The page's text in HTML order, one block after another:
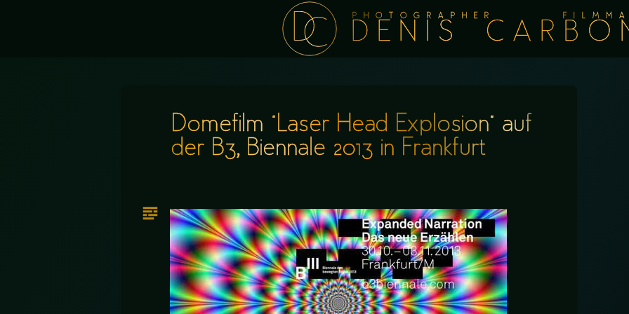
PHOTOGRAPHER
DENIS
Domefilm “Laser Head Explosion” auf
der B3, Biennale 2013 in Frankfurt